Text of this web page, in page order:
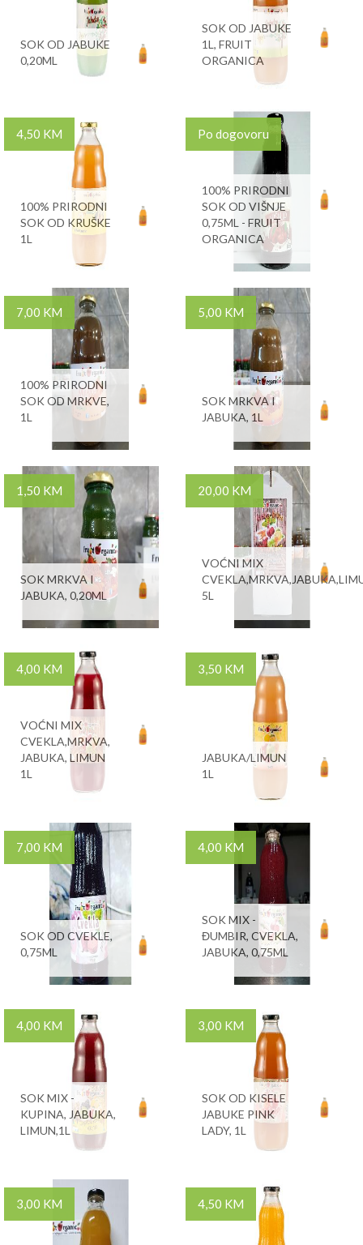
SOK OD JABUKE
0,20ML
SOK OD JABUKE
1L, FRUIT
ORGANICA
4,50 KM
100% PRIRODNI
SOK OD KRUŠKE
1L
Po dogovoru
100% PRIRODNI
SOK OD VIŠNJE
0,75ML - FRUIT
ORGANICA
7,00 KM
100% PRIRODNI
SOK OD MRKVE,
1L
5,00 KM
SOK MRKVA I
JABUKA, 1L
1,50 KM
SOK MRKVA I
JABUKA, 0,20ML
20,00 KM
VOĆNI MIX
5L
4,00 KM
VOĆNI MIX
CVEKLA,MRKVA,
JABUKA, LIMUN
1L
3,50 KM
JABUKA/LIMUN
1L
7,00 KM
SOK OD CVEKLE,
0,75ML
4,00 KM
SOK MIX -
ĐUMBIR, CVEKLA,
JABUKA, 0,75ML
4,00 KM
SOK MIX -
KUPINA, JABUKA,
LIMUN,1L
3,00 KM
SOK OD KISELE
JABUKE PINK
LADY, 1L
3,00 KM 4,50 KM